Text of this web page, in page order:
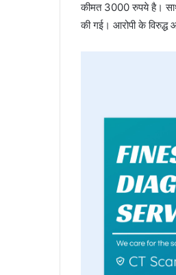
कीमत 3000 रुपये है।
की गई। आरोपी के विरुद्ध